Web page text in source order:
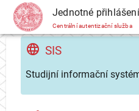
CAS Jednotné přihlášení
Centrální autentizační služba
SIS
Studijní informační